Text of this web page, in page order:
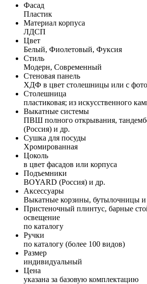
Фасад
Пластик
Материал корпуса
ЛДСП
Цвет
Белый, Фиолетовый, Фуксия
Стиль
Модерн, Современный
Стеновая панель
ХДФ в цвет столешницы или с
Столешница
пластиковая; из искусственного
Выкатные системы
ПВШ полного открывания,
(Россия) и др.
Сушка для посуды
Хромированная
Цоколь
в цвет фасадов или корпуса
Подъемники
BOYARD (Россия) и др.
Аксессуары
Выкатные корзины, бутылочницы и
Пристеночный плинтус, барные
освещение
по каталогу
Ручки
по каталогу (более 100 видов)
Размер
индивидуальный
Цена
указана за базовую комплектацию